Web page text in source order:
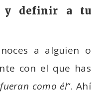
y definir a tu
a alguien o
con el que has
como él“. Ahí